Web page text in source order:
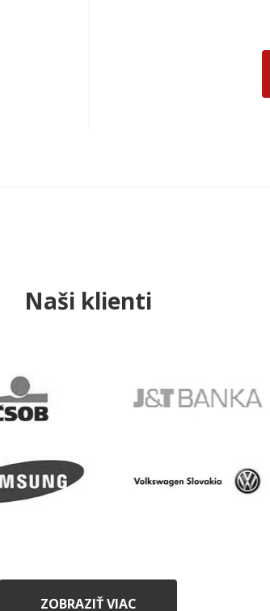
Naši klienti
ZOBRAZIŤ VIAC